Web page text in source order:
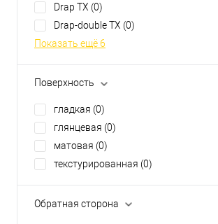
Drap TX (0)
Drap-double TX (0)
Показать ещё 6
Поверхность
гладкая (0)
глянцевая (0)
матовая (0)
текстурированная (0)
Обратная сторона